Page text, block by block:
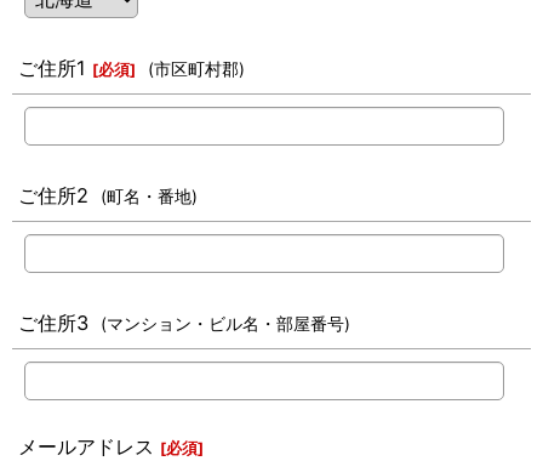
ご住所1 [必須] (市区町村郡)
ご住所2 (町名・番地)
ご住所3 (マンション・ビル名・部屋番号)
メールアドレス [必須]